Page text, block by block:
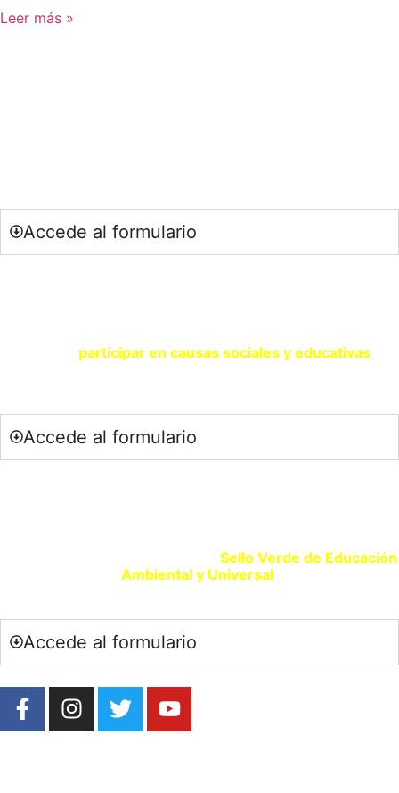
Leer más »
Accede al formulario
participar en causas sociales y educativas,
Accede al formulario
Sello Verde de Educación
Ambiental y Universal
Accede al formulario